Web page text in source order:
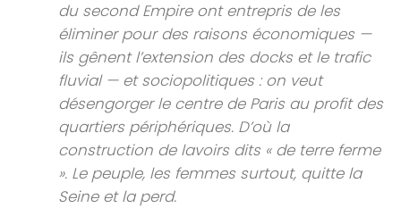
du second Empire ont entrepris de les
éliminer pour des raisons économiques —
ils gênent l’extension des docks et le trafic
fluvial — et sociopolitiques : on veut
désengorger le centre de Paris au profit des
quartiers périphériques. D’où la
construction de lavoirs dits « de terre ferme
». Le peuple, les femmes surtout, quitte la
Seine et la perd.